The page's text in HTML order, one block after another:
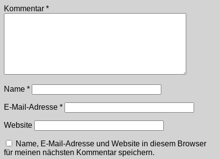
Kommentar *
Name *
E-Mail-Adresse *
Website
Name, E-Mail-Adresse und Website in diesem Browser
für meinen nächsten Kommentar speichern.